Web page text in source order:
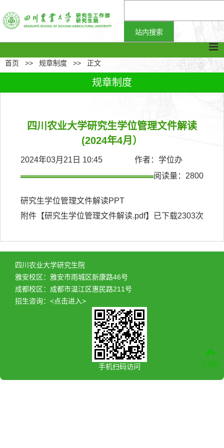
首页 >> 规章制度 >> 正文
规章制度
四川农业大学研究生学位管理文件解读
(2024年4月）
2024年03月21日 10:45 作者：学位办
阅读量： 2800
研究生学位管理文件解读PPT
附件【研究生学位管理文件解读.pdf】已下载2303次
四川农业大学研究生院
雅安校区：雅安市雨城区新康路46号
成都校区：成都市温江区惠民路211号
招生咨询： <点击进入>
手机扫码访问 TOP